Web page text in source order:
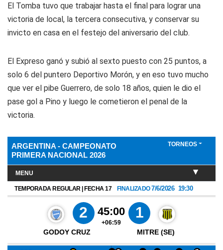
El Tomba tuvo que trabajar hasta el final para lograr una
victoria de local, la tercera consecutiva, y conservar su
invicto en casa en el festejo del aniversario del club.
El Expreso ganó y subió al sexto puesto con 25 puntos, a
solo 6 del puntero Deportivo Morón, y en eso tuvo mucho
que ver el pibe Guerrero, de solo 18 años, quien le dio el
pase gol a Pino y luego le cometieron el penal de la
victoria.